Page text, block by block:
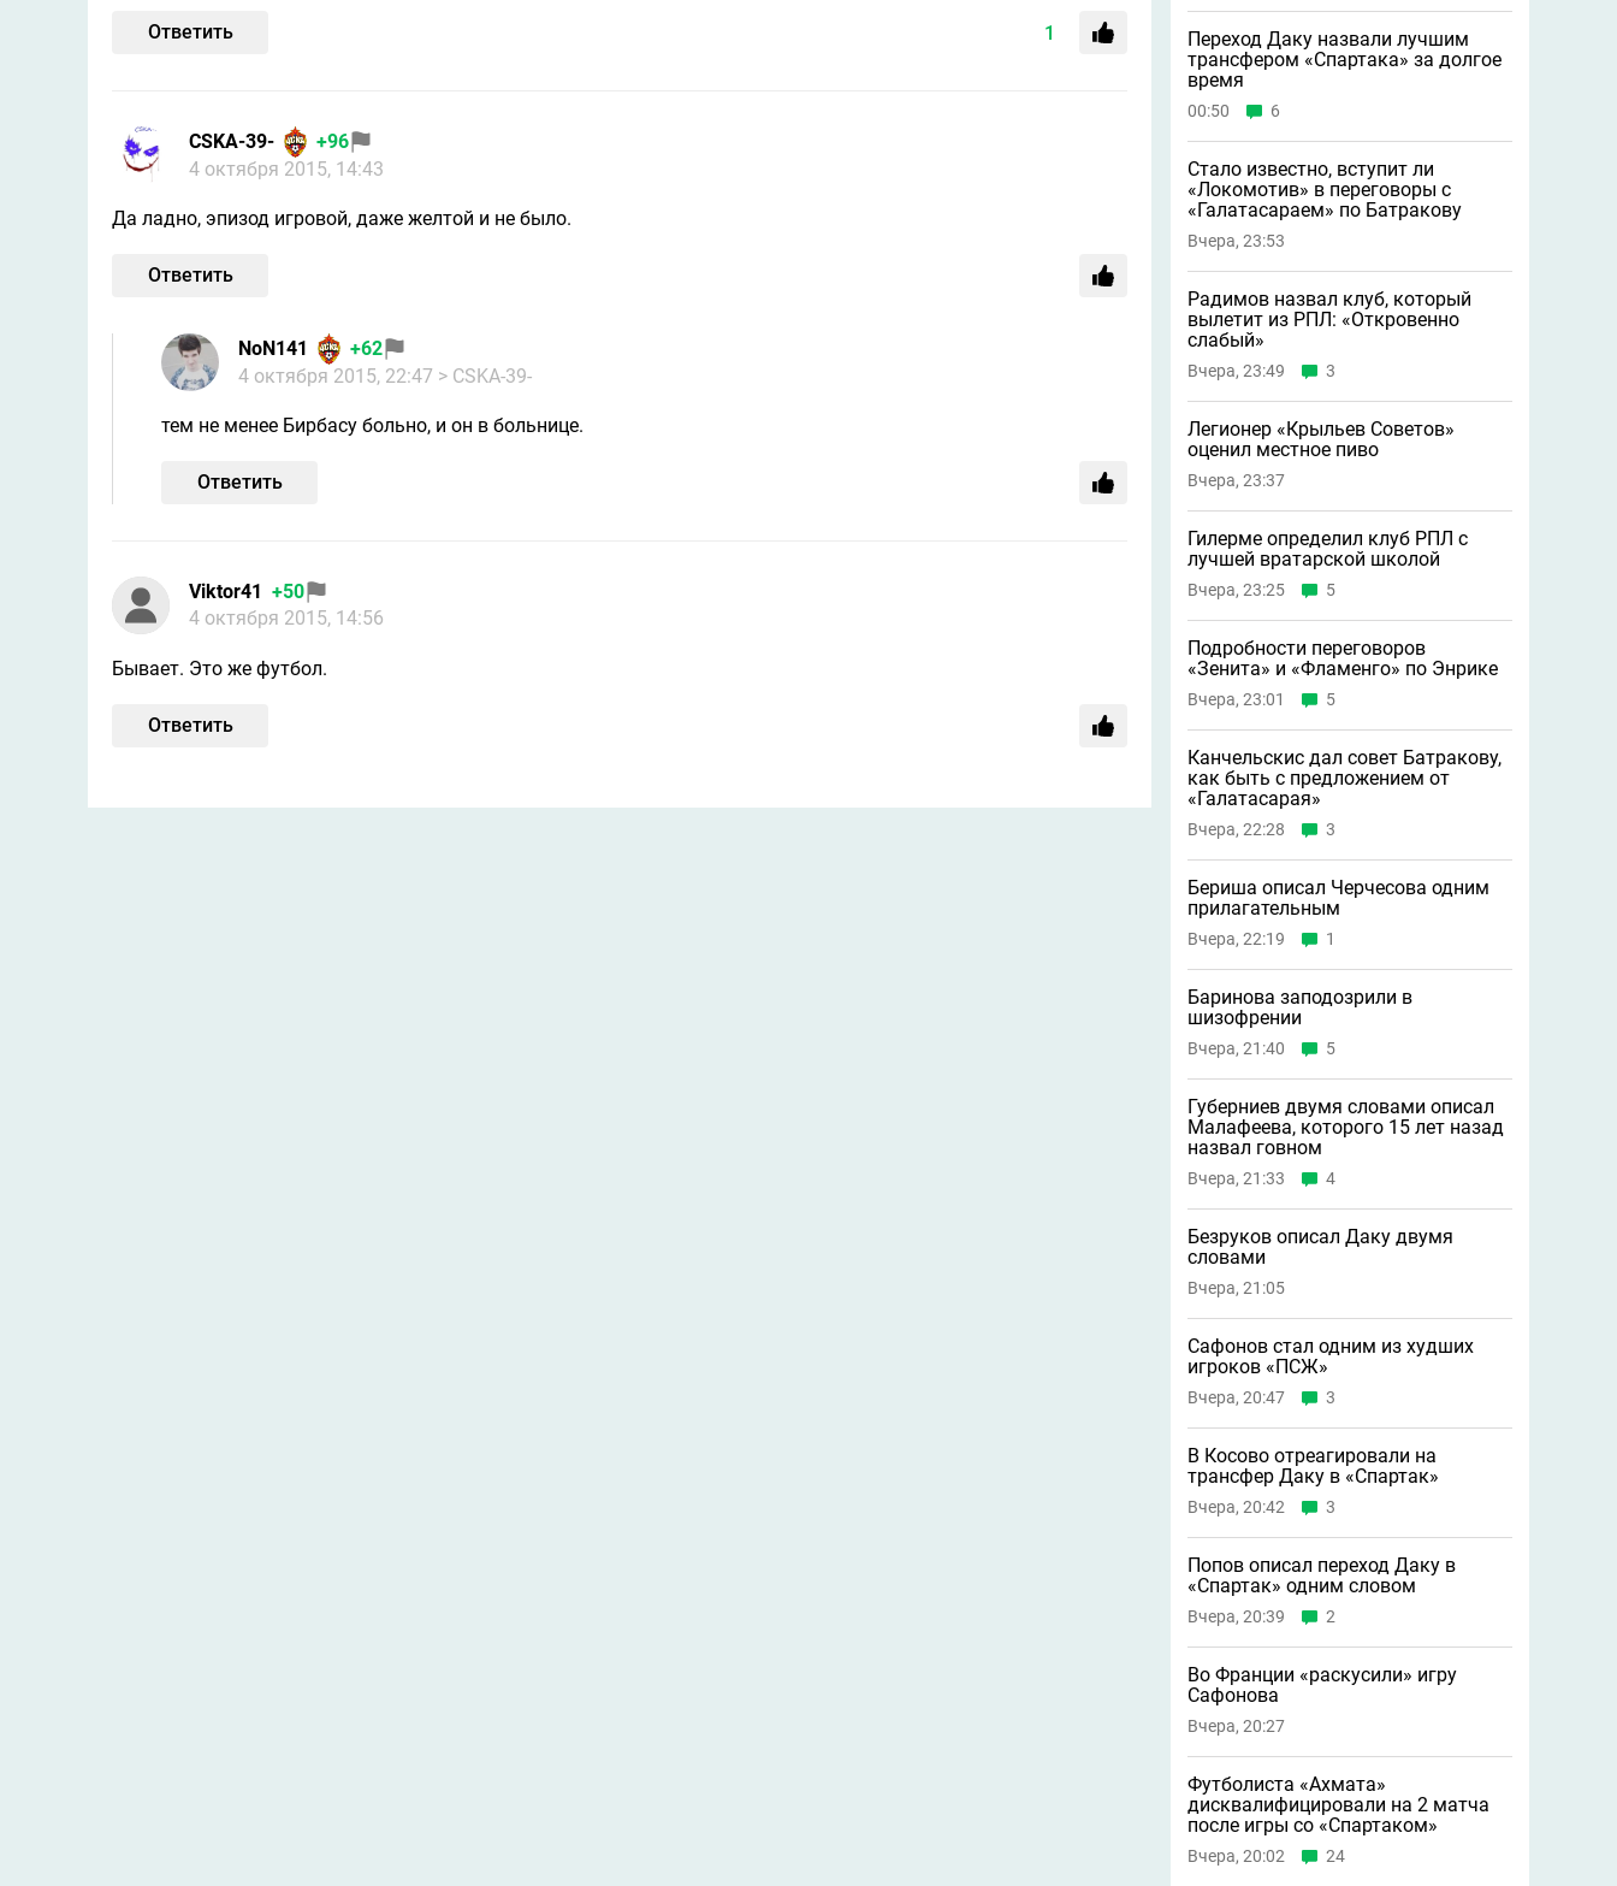
Ответить 1
CSKA-39-
+96
4 октября 2015, 14:43
Да ладно, эпизод игровой, даже желтой и не было.
Ответить
NoN141
+62
4 октября 2015, 22:47 > CSKA-39-
тем не менее Бирбасу больно, и он в больнице.
Ответить
Viktor41 +50
4 октября 2015, 14:56
Бывает. Это же футбол.
Ответить
Переход Даку назвали лучшим
трансфером «Спартака» за долгое
время
00:50 6
Стало известно, вступит ли
«Локомотив» в переговоры с
«Галатасараем» по Батракову
Вчера, 23:53
Радимов назвал клуб, который
вылетит из РПЛ: «Откровенно
слабый»
Вчера, 23:49 3
Легионер «Крыльев Советов»
оценил местное пиво
Вчера, 23:37
Гилерме определил клуб РПЛ с
лучшей вратарской школой
Вчера, 23:25 5
Подробности переговоров
«Зенита» и «Фламенго» по Энрике
Вчера, 23:01 5
Канчельскис дал совет Батракову,
как быть с предложением от
«Галатасарая»
Вчера, 22:28 3
Бериша описал Черчесова одним
прилагательным
Вчера, 22:19 1
Баринова заподозрили в
шизофрении
Вчера, 21:40 5
Губерниев двумя словами описал
Малафеева, которого 15 лет назад
назвал говном
Вчера, 21:33 4
Безруков описал Даку двумя
словами
Вчера, 21:05
Сафонов стал одним из худших
игроков «ПСЖ»
Вчера, 20:47 3
В Косово отреагировали на
трансфер Даку в «Спартак»
Вчера, 20:42 3
Попов описал переход Даку в
«Спартак» одним словом
Вчера, 20:39 2
Во Франции «раскусили» игру
Сафонова
Вчера, 20:27
Футболиста «Ахмата»
дисквалифицировали на 2 матча
после игры со «Спартаком»
Вчера, 20:02 24